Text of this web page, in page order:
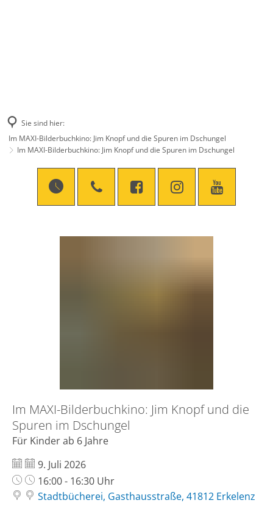
Sie sind hier:
Im MAXI-Bilderbuchkino: Jim Knopf und die Spuren im Dschungel
Im MAXI-Bilderbuchkino: Jim Knopf und die Spuren im Dschungel
im
Dschungel
Im MAXI-Bilderbuchkino: Jim Knopf und die
Spuren im Dschungel
Für Kinder ab 6 Jahre
Datum:
9. Juli 2026
Uhrzeit:
16:00 - 16:30 Uhr
Stadtbücherei, Gasthausstraße, 41812 Erkelenz